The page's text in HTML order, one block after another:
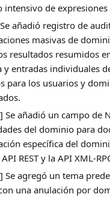
intensivo de expresiones
añadió registro de
masivas de
resultados resumidos
y entradas individuales
para los usuarios y
Se añadió un campo de
del dominio para
específica del
REST y la API XML-
Se agregó un tema
una anulación por